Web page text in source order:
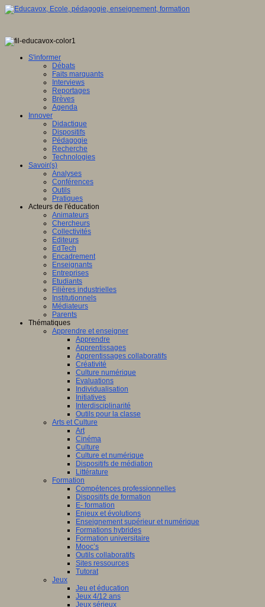
S'informer
Débats
Faits marquants
Interviews
Reportages
Brèves
Agenda
Innover
Didactique
Dispositifs
Pédagogie
Recherche
Technologies
Savoir(s)
Analyses
Conférences
Outils
Pratiques
Acteurs de l'éducation
Animateurs
Chercheurs
Collectivités
Editeurs
EdTech
Encadrement
Enseignants
Entreprises
Etudiants
Filières industrielles
Institutionnels
Médiateurs
Parents
Thématiques
Apprendre et enseigner
Apprendre
Apprentissages
Apprentissages collaboratifs
Créativité
Culture numérique
Evaluations
Individualisation
Initiatives
Interdisciplinarité
Outils pour la classe
Arts et Culture
Art
Cinéma
Culture
Culture et numérique
Dispositifs de médiation
Littérature
Formation
Compétences professionnelles
Dispositifs de formation
E- formation
Enjeux et évolutions
Enseignement supérieur et numérique
Formations hybrides
Formation universitaire
Mooc’s
Outils collaboratifs
Sites ressources
Tutorat
Jeux
Jeu et éducation
Jeux 4/12 ans
Jeux sérieux